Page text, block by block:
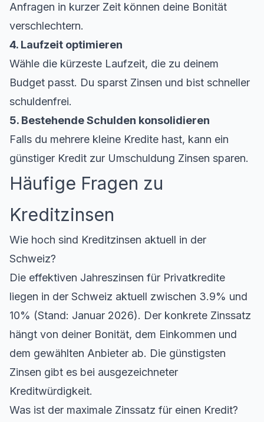
Anfragen in kurzer Zeit können deine Bonität
verschlechtern.
4. Laufzeit optimieren
Wähle die kürzeste Laufzeit, die zu deinem
Budget passt. Du sparst Zinsen und bist schneller
schuldenfrei.
5. Bestehende Schulden konsolidieren
Falls du mehrere kleine Kredite hast, kann ein
günstiger Kredit zur Umschuldung Zinsen sparen.
Häufige Fragen zu
Kreditzinsen
Wie hoch sind Kreditzinsen aktuell in der
Schweiz?
Die effektiven Jahreszinsen für Privatkredite
liegen in der Schweiz aktuell zwischen 3.9% und
10% (Stand: Januar 2026). Der konkrete Zinssatz
hängt von deiner Bonität, dem Einkommen und
dem gewählten Anbieter ab. Die günstigsten
Zinsen gibt es bei ausgezeichneter
Kreditwürdigkeit.
Was ist der maximale Zinssatz für einen Kredit?